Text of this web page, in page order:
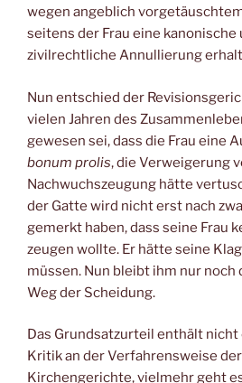
wegen angeblich
seitens der Frau eine kanonische
zivilrechtliche Annullierung
Nun entschied der
vielen Jahren des
gewesen sei, dass die Frau eine
bonum prolis, die Verweigerung
Nachwuchszeugung hätte
der Gatte wird nicht erst nach
gemerkt haben, dass seine Frau
zeugen wollte. Er hätte seine
müssen. Nun bleibt ihm nur
Weg der Scheidung.
Das Grundsatzurteil enthält
Kritik an der Verfahrensweise
Kirchengerichte, vielmehr geht